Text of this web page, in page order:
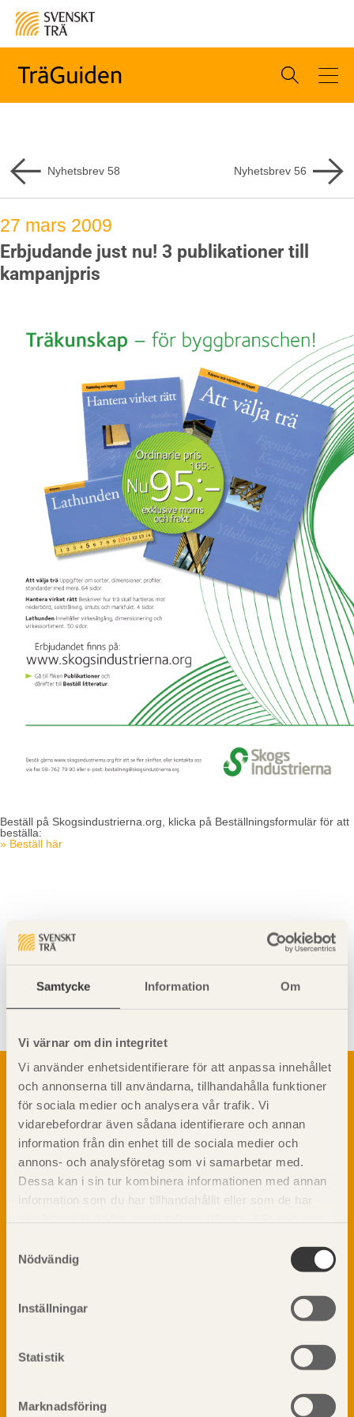
Samtycke Information Om
Vi värnar om din integritet
Vi använder enhetsidentifierare för att anpassa innehållet
och annonserna till användarna, tillhandahålla funktioner
för sociala medier och analysera vår trafik. Vi
vidarebefordrar även sådana identifierare och annan
information från din enhet till de sociala medier och
annons- och analysföretag som vi samarbetar med.
Dessa kan i sin tur kombinera informationen med annan
information som du har tillhandahållit eller som de har
Nödvändig
Inställningar
Statistik
Marknadsföring
Nyhetsbrev 58 Nyhetsbrev 56
27 mars 2009
Erbjudande just nu! 3 publikationer till
kampanjpris
Beställ på Skogsindustrierna.org, klicka på Beställningsformulär för att
beställa:
» Beställ här
Visa sajtkarta
Om trä
Skogsbruk
Barrträdets uppbyggnad
Träets egenskaper och kvalitet
Sågverksprocessen
Träbaserade produkter
Kemisk behandling
Byggfysik
Värmeisolering och lufttäthet
Brandsäkerhet
Brandförlopp i byggnader
TräGuiden är den digitala handboken för trä och
träbyggande och innehåller information om
materialet trä samt instruktioner för byggande
med trä.
Dela på